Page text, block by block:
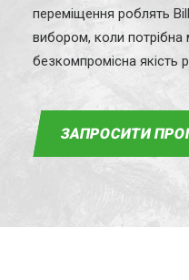
переміщення роблять
вибором, коли потрібна
безкомпромісна якість
ЗАПРОСИТИ